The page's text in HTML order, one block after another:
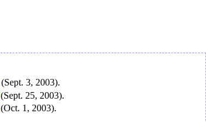
(Sept. 3, 2003).
(Sept. 25, 2003).
(Oct. 1, 2003).